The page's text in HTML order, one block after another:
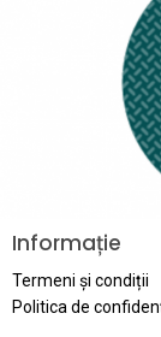
Informație
Termeni și condiții
Politica de